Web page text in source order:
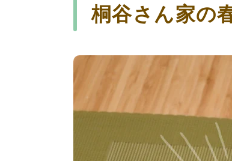
桐谷さん家の